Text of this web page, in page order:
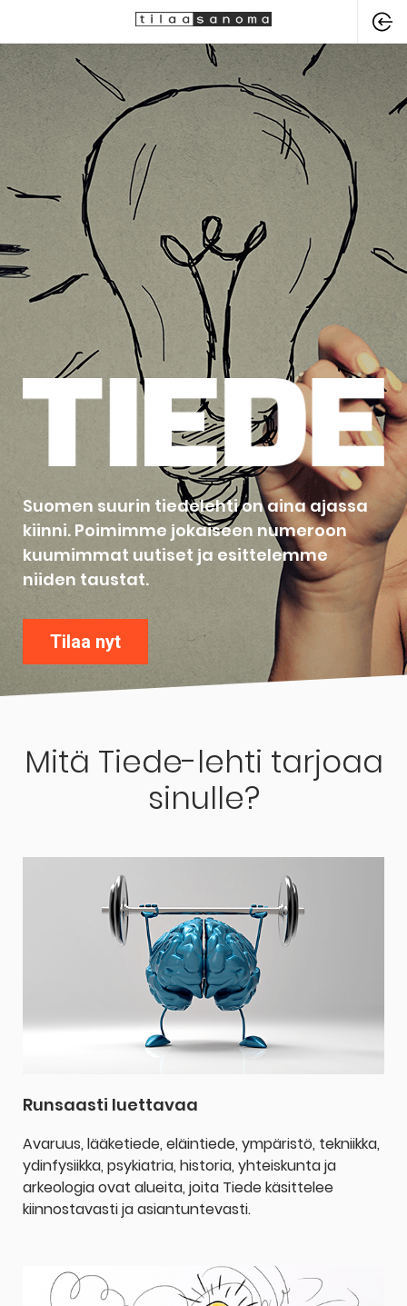
Suomen suurin tiedelehti on aina ajassa
kiinni. Poimimme jokaiseen numeroon
kuumimmat uutiset ja esittelemme
niiden taustat.
Tilaa nyt
Mitä Tiede-lehti tarjoaa
sinulle?
Runsaasti luettavaa
Avaruus, lääketiede, eläintiede, ympäristö, tekniikka,
ydinfysiikka, psykiatria, historia, yhteiskunta ja
arkeologia ovat alueita, joita Tiede käsittelee
kiinnostavasti ja asiantuntevasti.